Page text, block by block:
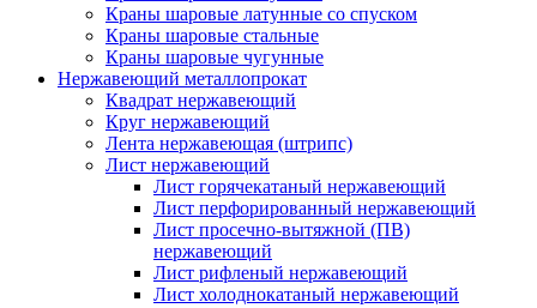
Краны шаровые латунные со спуском
Краны шаровые стальные
Краны шаровые чугунные
Нержавеющий металлопрокат
Квадрат нержавеющий
Круг нержавеющий
Лента нержавеющая (штрипс)
Лист нержавеющий
Лист горячекатаный нержавеющий
Лист перфорированный нержавеющий
Лист просечно-вытяжной (ПВ)
нержавеющий
Лист рифленый нержавеющий
Лист холоднокатаный нержавеющий